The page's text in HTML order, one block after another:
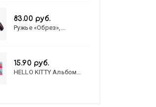
83.00 руб.
Ружье «Обрез»,
15.90 руб.
HELLO KITTY Альбом